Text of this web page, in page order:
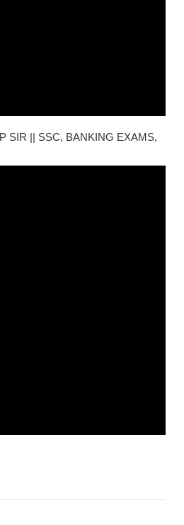
SIR || SSC, BANKING EXAMS,